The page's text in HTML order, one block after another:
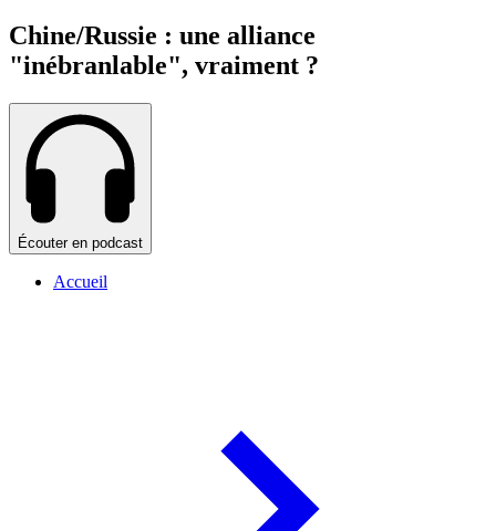
Chine/Russie : une alliance
"inébranlable", vraiment ?
Écouter en podcast
Accueil